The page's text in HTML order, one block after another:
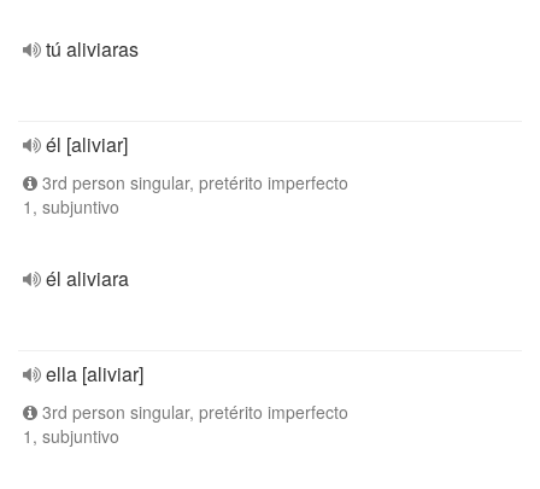
tú aliviaras
él [aliviar]
3rd person singular, pretérito imperfecto
1, subjuntivo
él aliviara
ella [aliviar]
3rd person singular, pretérito imperfecto
1, subjuntivo